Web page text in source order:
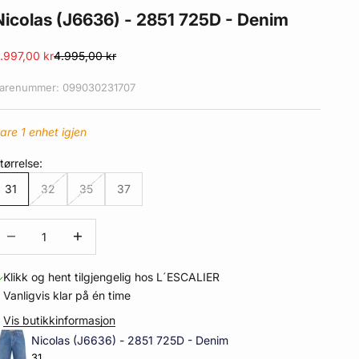
(J6636) - 2851 725D - Denim
krNormalpris
4.995,00 kr
099030231707
1 enhet igjen
31
32 35 37
Klikk og hent tilgjengelig hos L´ESCALIER
Vanligvis klar på én time
Vis butikkinformasjon
Nicolas (J6636) - 2851 725D - Denim